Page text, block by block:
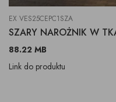
EX VES25CEPC1SZA
SZARY NAROŻNIK W
88.22 MB
Link do produktu